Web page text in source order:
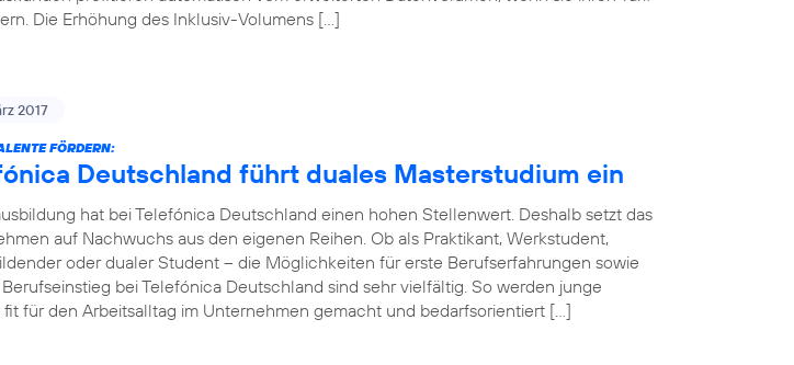
Die Erhöhung des Inklusiv-Volumens […]
2017
FÖRDERN:
Deutschland führt duales Masterstudium ein
hat bei Telefónica Deutschland einen hohen Stellenwert. Deshalb setzt das
auf Nachwuchs aus den eigenen Reihen. Ob als Praktikant, Werkstudent,
oder dualer Student – die Möglichkeiten für erste Berufserfahrungen sowie
bei Telefónica Deutschland sind sehr vielfältig. So werden junge
fit für den Arbeitsalltag im Unternehmen gemacht und bedarfsorientiert […]